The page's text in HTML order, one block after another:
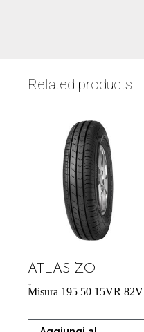
Related products
ATLAS ZO
Misura 195 50 15VR 82V